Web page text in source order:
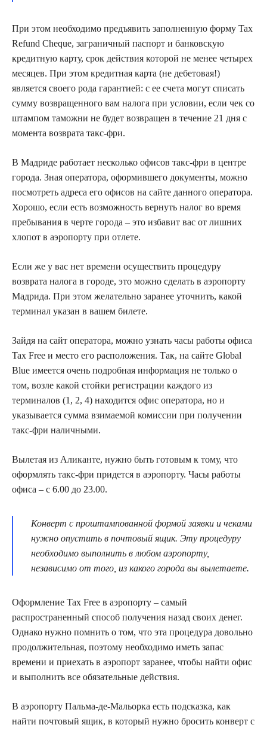
При этом необходимо предъявить заполненную форму Tax
Refund Cheque, заграничный паспорт и банковскую
кредитную карту, срок действия которой не менее четырех
месяцев. При этом кредитная карта (не дебетовая!)
является своего рода гарантией: с ее счета могут списать
сумму возвращенного вам налога при условии, если чек со
штампом таможни не будет возвращен в течение 21 дня с
момента возврата такс-фри.
В Мадриде работает несколько офисов такс-фри в центре
города. Зная оператора, оформившего документы, можно
посмотреть адреса его офисов на сайте данного оператора.
Хорошо, если есть возможность вернуть налог во время
пребывания в черте города – это избавит вас от лишних
хлопот в аэропорту при отлете.
Если же у вас нет времени осуществить процедуру
возврата налога в городе, это можно сделать в аэропорту
Мадрида. При этом желательно заранее уточнить, какой
терминал указан в вашем билете.
Зайдя на сайт оператора, можно узнать часы работы офиса
Tax Free и место его расположения. Так, на сайте Global
Blue имеется очень подробная информация не только о
том, возле какой стойки регистрации каждого из
терминалов (1, 2, 4) находится офис оператора, но и
указывается сумма взимаемой комиссии при получении
такс-фри наличными.
Вылетая из Аликанте, нужно быть готовым к тому, что
оформлять такс-фри придется в аэропорту. Часы работы
офиса – с 6.00 до 23.00.
Конверт с проштампованной формой заявки и чеками
нужно опустить в почтовый ящик. Эту процедуру
необходимо выполнить в любом аэропорту,
независимо от того, из какого города вы вылетаете.
Оформление Tax Free в аэропорту – самый
распространенный способ получения назад своих денег.
Однако нужно помнить о том, что эта процедура довольно
продолжительная, поэтому необходимо иметь запас
времени и приехать в аэропорт заранее, чтобы найти офис
и выполнить все обязательные действия.
В аэропорту Пальма-де-Мальорка есть подсказка, как
найти почтовый ящик, в который нужно бросить конверт с